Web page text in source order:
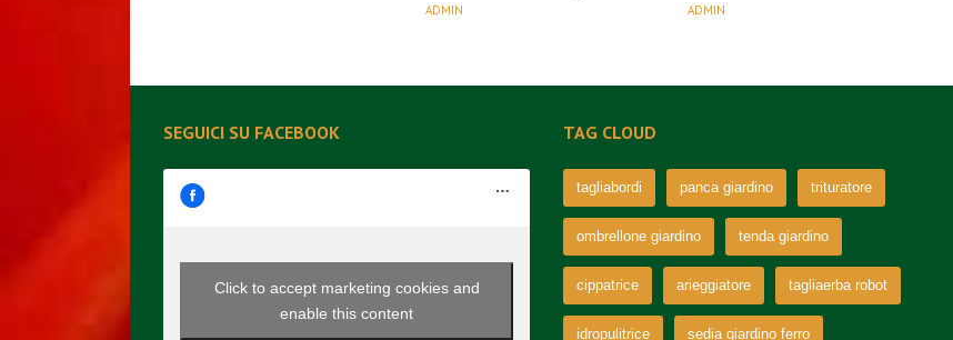
ADMIN ADMIN
SEGUICI SU FACEBOOK
Click to accept marketing cookies and
enable this content
TAG CLOUD
tagliabordi panca giardino trituratore
ombrellone giardino tenda giardino
cippatrice arieggiatore tagliaerba robot
idropulitrice sedia giardino ferro